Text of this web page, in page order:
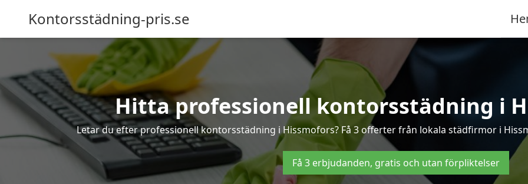
Kontorsstädning-pris.se
Hitta professionell kontorsstädning i
Letar du efter professionell kontorsstädning i Hissmofors? Få 3 offerter från lokala städfirmor i
Få 3 erbjudanden, gratis och utan förpliktelser